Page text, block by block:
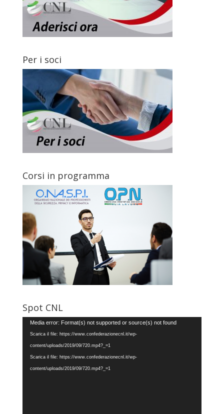
Per i soci
Corsi in programma
Spot CNL
Video
Player
Media error: Format(s) not supported or source(s) not found
Scarica il file: https://www.confederazionecnl.it/wp-
content/uploads/2019/09/720.mp4?_=1
Scarica il file: https://www.confederazionecnl.it/wp-
content/uploads/2019/09/720.mp4?_=1